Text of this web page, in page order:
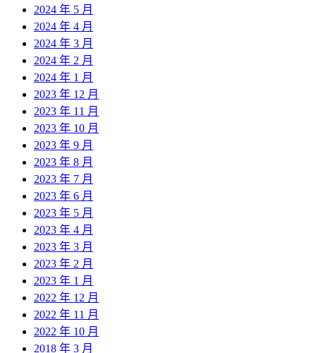
2024 年 5 月
2024 年 4 月
2024 年 3 月
2024 年 2 月
2024 年 1 月
2023 年 12 月
2023 年 11 月
2023 年 10 月
2023 年 9 月
2023 年 8 月
2023 年 7 月
2023 年 6 月
2023 年 5 月
2023 年 4 月
2023 年 3 月
2023 年 2 月
2023 年 1 月
2022 年 12 月
2022 年 11 月
2022 年 10 月
2018 年 3 月